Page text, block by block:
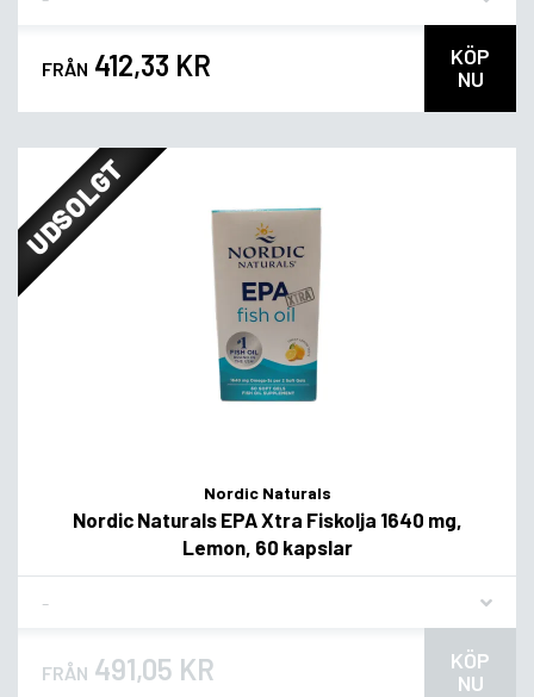
FRÅN 412,33 KR
KÖP
NU
UDSOLGT
Nordic Naturals
Nordic Naturals EPA Xtra Fiskolja 1640 mg,
Lemon, 60 kapslar
FRÅN 491,05 KR
KÖP
NU